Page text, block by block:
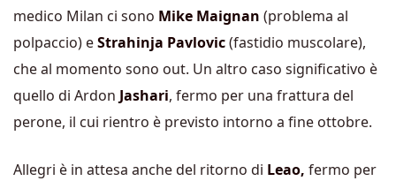
medico Milan ci sono Mike Maignan (problema al
polpaccio) eStrahinja Pavlovic(fastidio muscolare),
che al momento sono out. Un altro caso significativo è
quello di Ardon Jashari, fermo per una frattura del
perone, il cui rientro è previsto intorno a fine ottobre.
Allegri è in attesa anche del ritorno di Leao, fermo per